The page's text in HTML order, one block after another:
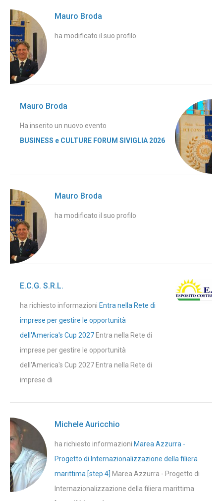
Mauro Broda
ha modificato il suo profilo
Mauro Broda
Ha inserito un nuovo evento
BUSINESS e CULTURE FORUM SIVIGLIA 2026
Mauro Broda
ha modificato il suo profilo
E.C.G. S.R.L.
ha richiesto informazioni Entra nella Rete di
imprese per gestire le opportunità
dell'America's Cup 2027 Entra nella Rete di
imprese per gestire le opportunità
dell'America's Cup 2027 Entra nella Rete di
imprese di
Michele Auricchio
ha richiesto informazioni Marea Azzurra -
Progetto di Internazionalizzazione della filiera
marittima [step 4] Marea Azzurra - Progetto di
Internazionalizzazione della filiera marittima